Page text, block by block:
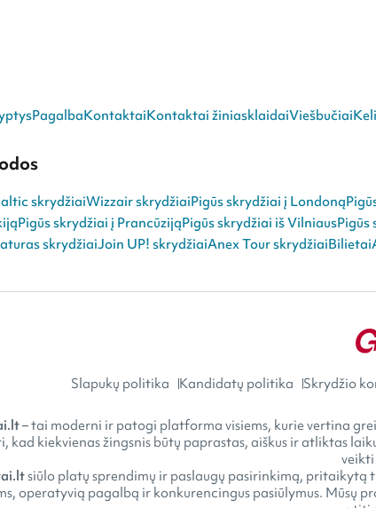
PagalbaKontaktaiKontaktai žiniasklaidaiViešbučiai
skrydžiaiWizzair skrydžiaiPigūs skrydžiai į Londoną
Pigūs skrydžiai į PrancūzijąPigūs skrydžiai iš VilniausPigūs
skrydžiaiJoin UP! skrydžiaiAnex Tour skrydžiaiBilietai
Slapukų politika Kandidatų politika Skrydžio
– tai moderni ir patogi platforma visiems, kurie vertina
kad kiekvienas žingsnis būtų paprastas, aiškus ir atliktas
siūlo platų sprendimų ir paslaugų pasirinkimą, pritaikytą
operatyvią pagalbą ir konkurencingus pasiūlymus. Mūsų